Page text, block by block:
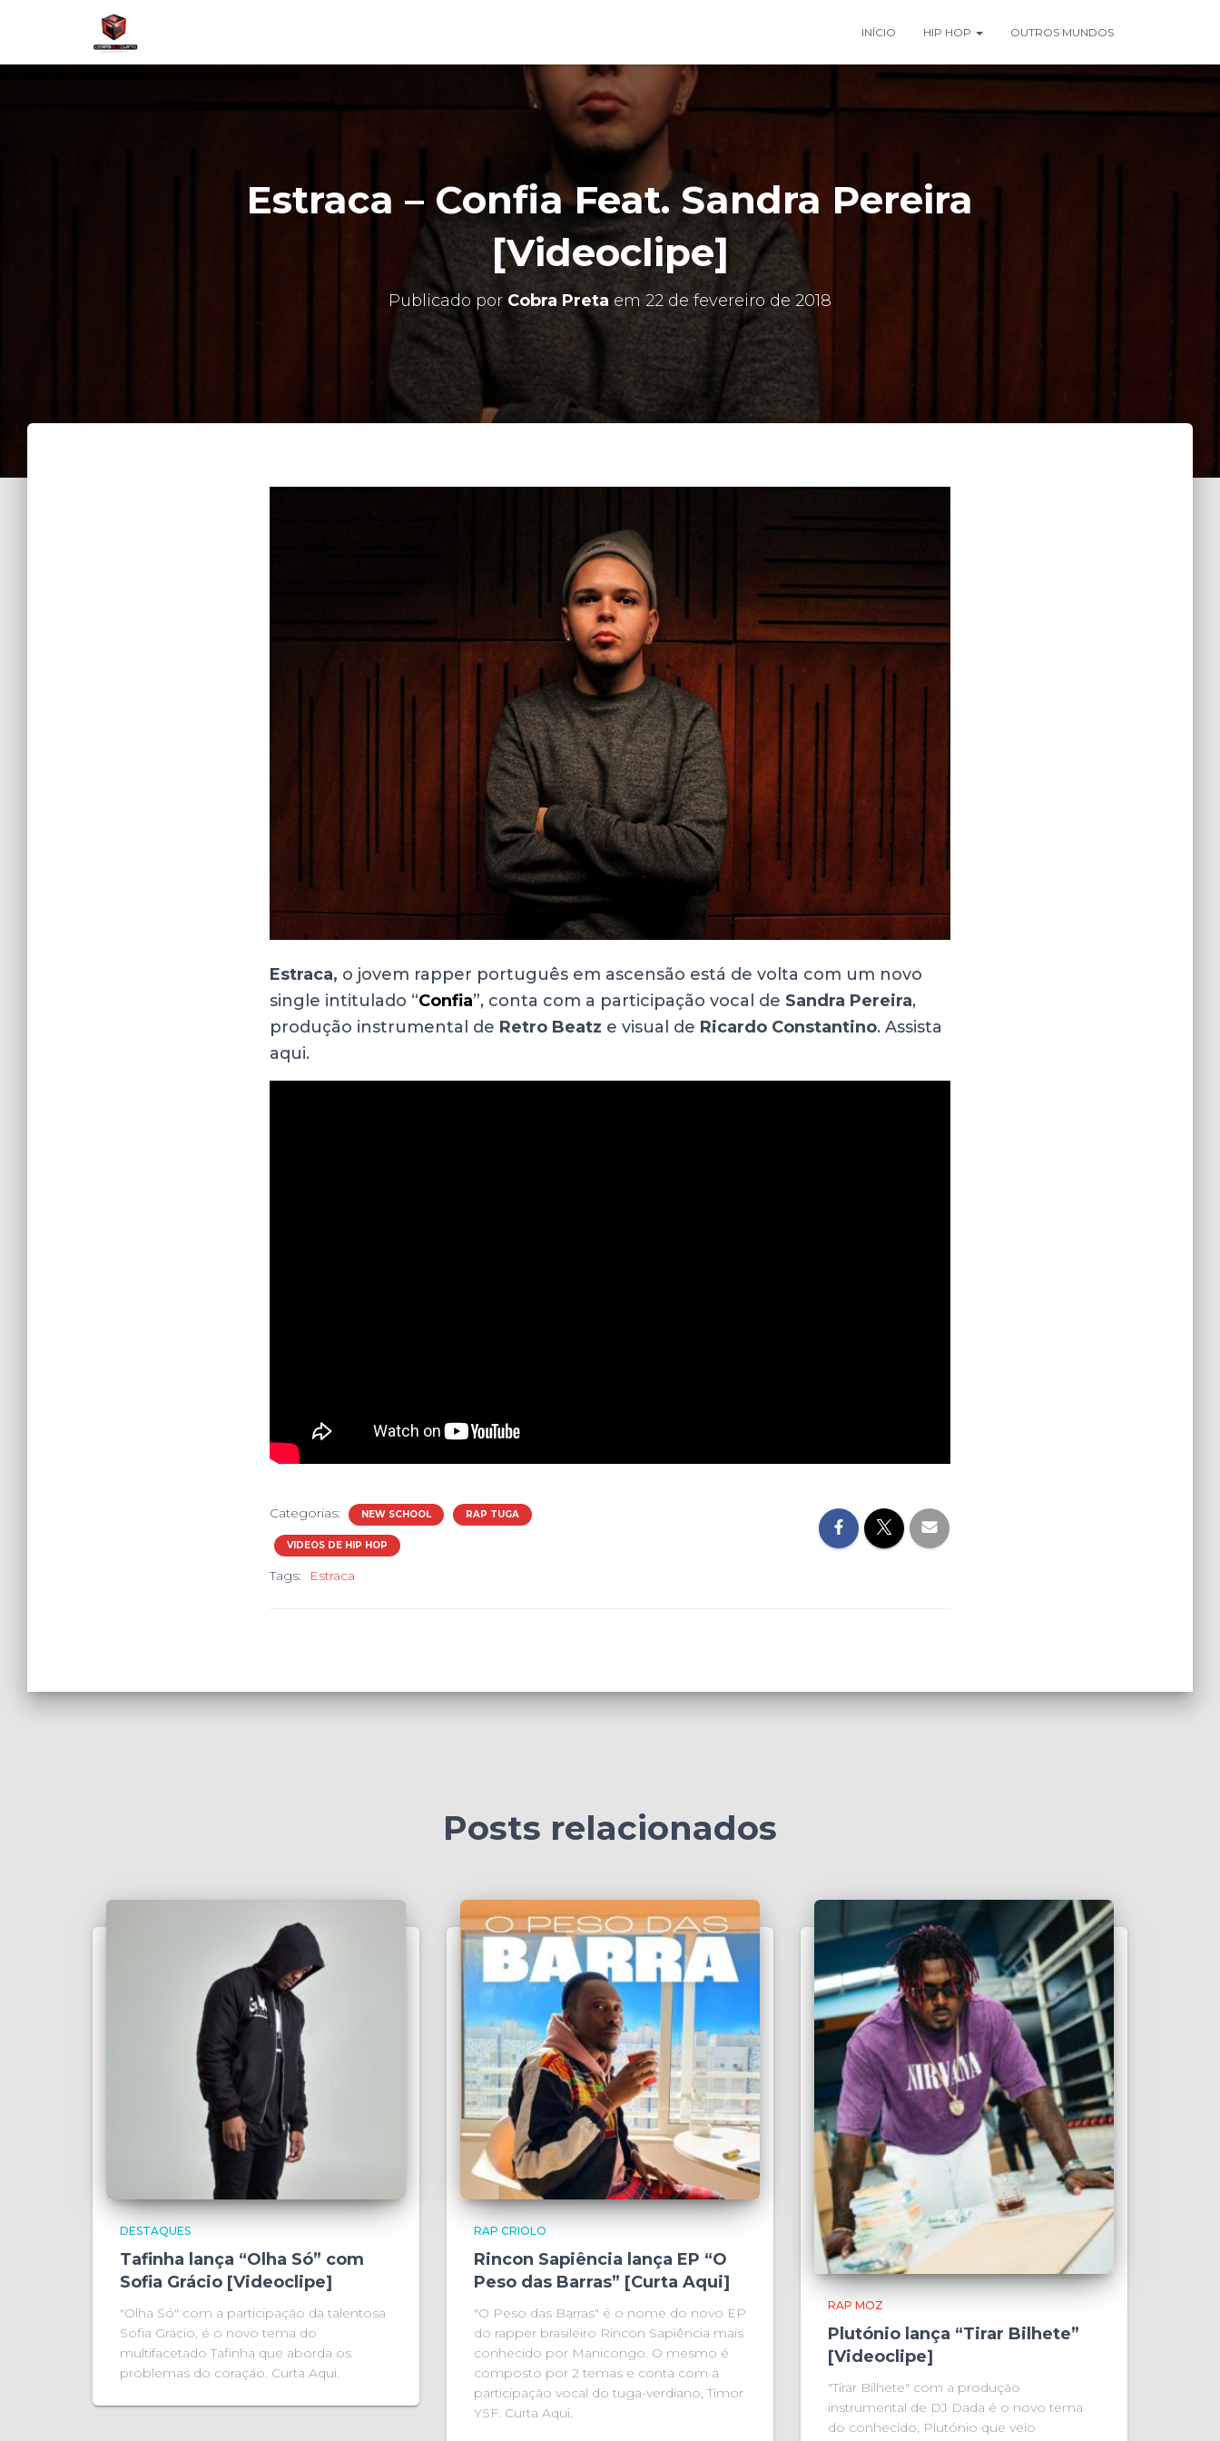
INÍCIO HIP HOP OUTROS MUNDOS
Estraca – Confia Feat. Sandra Pereira
[Videoclipe]
Publicado por Cobra Preta em 22 de fevereiro de 2018
Estraca, o jovem rapper português em ascensão está de volta com um novo
single intitulado “Confia”, conta com a participação vocal de Sandra Pereira,
produção instrumental de Retro Beatz e visual de Ricardo Constantino. Assista
aqui.
Categorias: NEW SCHOOL RAP TUGA
VIDEOS DE HIP HOP
Tags: Estraca
Posts relacionados
DESTAQUES
Tafinha lança “Olha Só” com
Sofia Grácio [Videoclipe]
"Olha Só" com a participação da talentosa
Sofia Grácio, é o novo tema do
multifacetado Tafinha que aborda os
problemas do coração. Curta Aqui.
RAP CRIOLO
Rincon Sapiência lança EP “O
Peso das Barras” [Curta Aqui]
"O Peso das Barras" é o nome do novo EP
do rapper brasileiro Rincon Sapiência mais
conhecido por Manicongo. O mesmo é
composto por 2 temas e conta com a
participação vocal do tuga-verdiano, Timor
YSF. Curta Aqui.
RAP MOZ
Plutónio lança “Tirar Bilhete”
[Videoclipe]
"Tirar Bilhete" com a produção
instrumental de DJ Dada é o novo tema
do conhecido, Plutónio que veio